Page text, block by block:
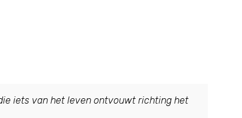
iets van het leven ontvouwt richting het